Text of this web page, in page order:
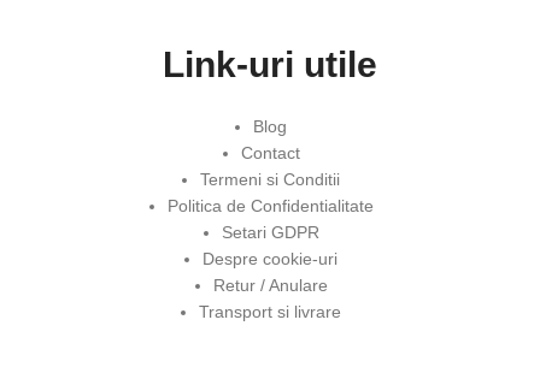
Link-uri utile
Blog
Contact
Termeni si Conditii
Politica de Confidentialitate
Setari GDPR
Despre cookie-uri
Retur / Anulare
Transport si livrare